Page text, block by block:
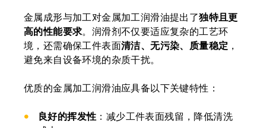
金属成形与加工对金属加工润滑油提出了独特且更
高的性能要求。润滑剂不仅要适应复杂的工艺环
境，还需确保工件表面清洁、无污染、质量稳定 ，
避免来自设备环境的杂质干扰。
优质的金属加工润滑油应具备以下关键特性：
良好的挥发性 ：减少工件表面残留，降低清洗